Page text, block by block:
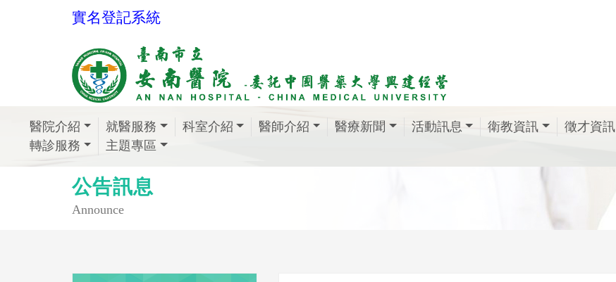
實名登記系統
醫院介紹 就醫服務 科室介紹 醫師介紹 醫療新聞 活動訊息 衛教資訊 徵才資訊
轉診服務
主題專區
公告訊息
Announce